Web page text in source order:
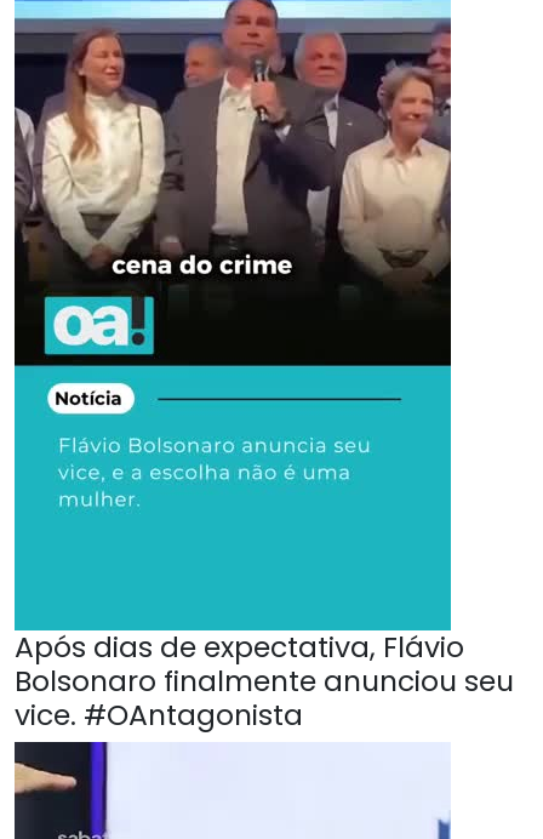
Após dias de expectativa, Flávio
Bolsonaro finalmente anunciou seu
vice. #OAntagonista